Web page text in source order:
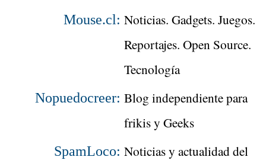
Mouse.cl: Noticias. Gadgets. Juegos.
Reportajes. Open Source.
Tecnología
Nopuedocreer: Blog independiente para
frikis y Geeks
SpamLoco: Noticias y actualidad del